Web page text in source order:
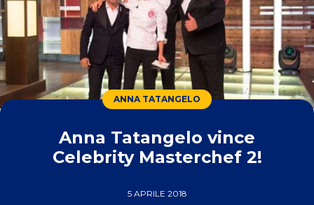
ANNA TATANGELO
Anna Tatangelo vince
Celebrity Masterchef 2!
5 APRILE 2018